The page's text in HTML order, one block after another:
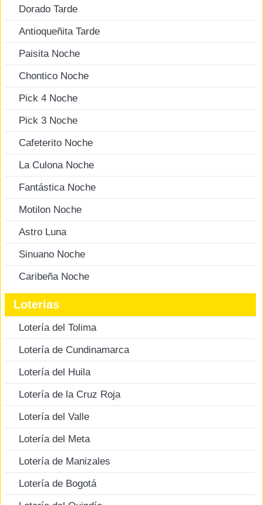
Dorado Tarde
Antioqueñita Tarde
Paisita Noche
Chontico Noche
Pick 4 Noche
Pick 3 Noche
Cafeterito Noche
La Culona Noche
Fantástica Noche
Motilon Noche
Astro Luna
Sinuano Noche
Caribeña Noche
Loterías
Lotería del Tolima
Lotería de Cundinamarca
Lotería del Huila
Lotería de la Cruz Roja
Lotería del Valle
Lotería del Meta
Lotería de Manizales
Lotería de Bogotá